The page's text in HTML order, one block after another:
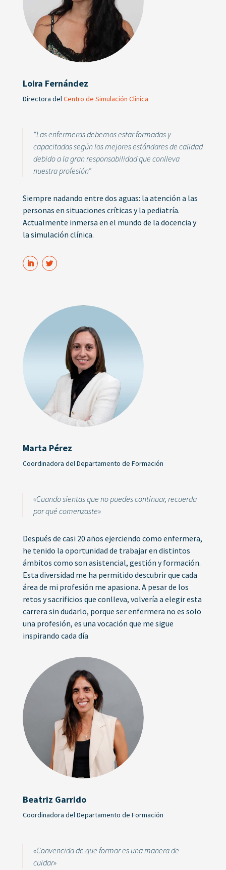
Loira Fernández
Directora delCentro de Simulación Clínica
“Las enfermeras debemos estar formadas y
capacitadas según los mejores estándares de calidad
debido a la gran responsabilidad que conlleva
nuestra profesión”
Siempre nadando entre dos aguas: la atención a las
personas en situaciones críticas y la pediatría.
Actualmente inmersa en el mundo de la docencia y
la simulación clínica.
Marta Pérez
Coordinadora del Departamento de Formación
«Cuando sientas que no puedes continuar, recuerda
por qué comenzaste»
Después de casi 20 años ejerciendo como enfermera,
he tenido la oportunidad de trabajar en distintos
ámbitos como son asistencial, gestión y formación.
Esta diversidad me ha permitido descubrir que cada
área de mi profesión me apasiona. A pesar de los
retos y sacrificios que conlleva, volvería a elegir esta
carrera sin dudarlo, porque ser enfermera no es solo
una profesión, es una vocación que me sigue
inspirando cada día
Beatriz Garrido
Coordinadora del Departamento de Formación
«Convencida de que formar es una manera de
cuidar»